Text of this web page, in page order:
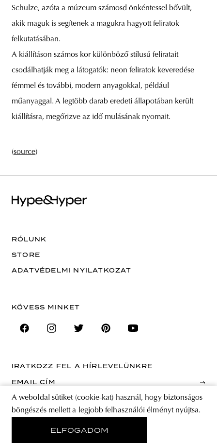
budapest poland branding
Schulze, azóta a múzeum számosd önkéntessel bővült,
akik maguk is segítenek a magukra hagyott feliratok
felkutatásában.
A kiállításon számos kor különböző stílusú feliratait
csodálhatják meg a látogatók: neon feliratok keveredése
fémmel és további, modern anyagokkal, például
műanyaggal. A legtöbb darab eredeti állapotában került
kiállításra, megőrizve az idő mulásának nyomait.
(source)
A weboldal sütiket (cookie-kat) használ, hogy biztonságos
böngészés mellett a legjobb felhasználói élményt nyújtsa.
ELFOGADOM
RÓLUNK
STORE
ADATVÉDELMI NYILATKOZAT
KÖVESS MINKET
IRATKOZZ FEL A HÍRLEVELÜNKRE
EMAIL CÍM
A feliratkozással elfogadja az Általános Szerződési Feltételeket és kijelenti,
hogy elolvasta az Adatvédelmi nyilatkozatot.